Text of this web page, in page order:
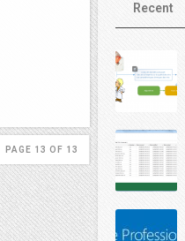
PAGE 13 OF 13
Recent